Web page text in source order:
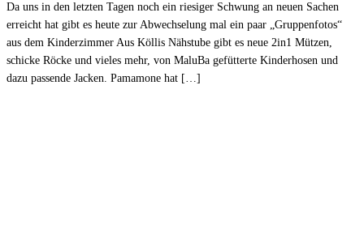
Da uns in den letzten Tagen noch ein riesiger Schwung an neuen Sachen
erreicht hat gibt es heute zur Abwechselung mal ein paar „Gruppenfotos“
aus dem Kinderzimmer Aus Köllis Nähstube gibt es neue 2in1 Mützen,
schicke Röcke und vieles mehr, von MaluBa gefütterte Kinderhosen und
dazu passende Jacken. Pamamone hat […]